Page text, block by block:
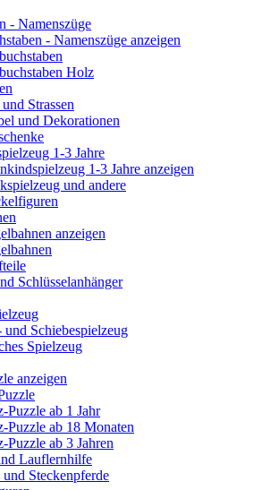
- Namenszüge
- Namenszüge anzeigen
Holz
Strassen
und Dekorationen
1-3 Jahre
1-3 Jahre anzeigen
und andere
anzeigen
Schlüsselanhänger
und Schiebespielzeug
Spielzeug
anzeigen
Puzzle ab 1 Jahr
Puzzle ab 18 Monaten
Puzzle ab 3 Jahren
Lauflernhilfe
und Steckenpferde